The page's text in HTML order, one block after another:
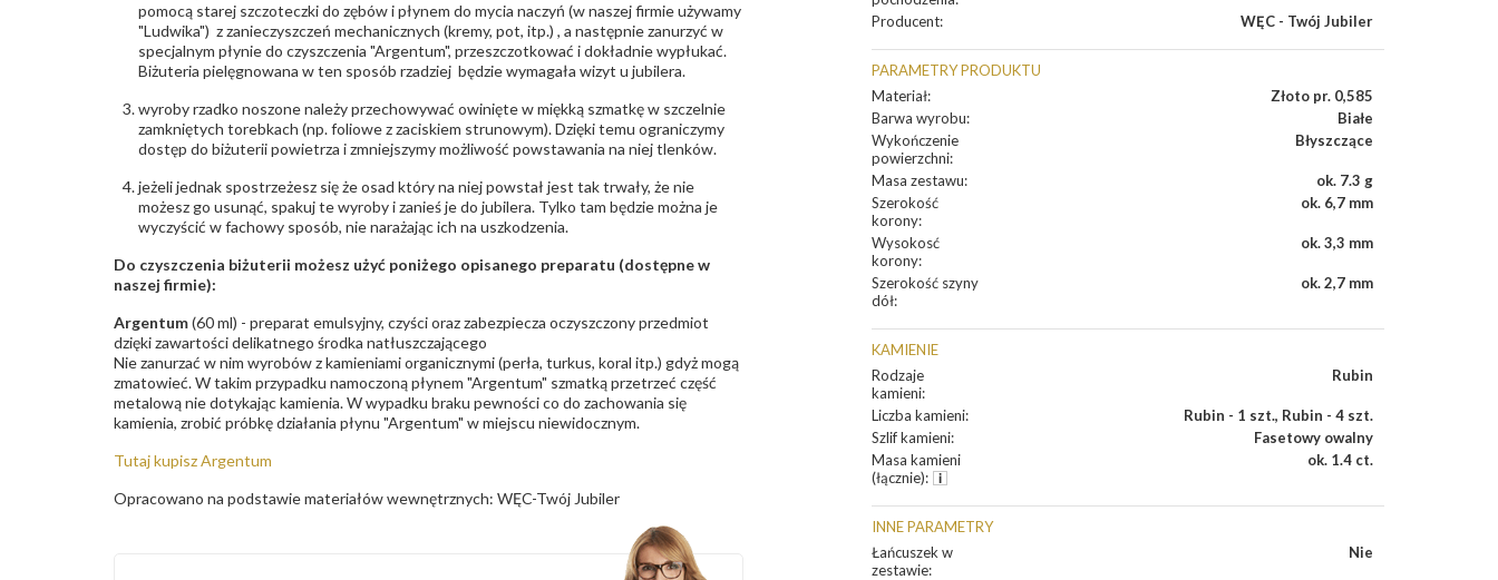
Producent: WĘC - Twój Jubiler
PARAMETRY PRODUKTU
Materiał:
Złoto pr. 0,585
Barwa wyrobu:
Białe
Wykończenie
powierzchni:
Błyszczące
Masa zestawu:
ok. 7.3 g
Szerokość
korony:
ok. 6,7 mm
Wysokosć
korony:
ok. 3,3 mm
Szerokość szyny
dół:
ok. 2,7 mm
KAMIENIE
Rodzaje
kamieni:
Rubin
Liczba kamieni: Rubin - 1 szt., Rubin - 4 szt.
Szlif kamieni:
Fasetowy owalny
Masa kamieni
(łącznie):
ok. 1.4 ct.
INNE PARAMETRY
Łańcuszek w
zestawie:
Nie
pomocą starej szczoteczki do zębów i płynem do mycia naczyń (w naszej firmie używamy
"Ludwika") z zanieczyszczeń mechanicznych (kremy, pot, itp.) , a następnie zanurzyć w
specjalnym płynie do czyszczenia "Argentum", przeszczotkować i dokładnie wypłukać.
Biżuteria pielęgnowana w ten sposób rzadziej będzie wymagała wizyt u jubilera.
wyroby rzadko noszone należy przechowywać owinięte w miękką szmatkę w szczelnie
zamkniętych torebkach (np. foliowe z zaciskiem strunowym). Dzięki temu ograniczymy
dostęp do biżuterii powietrza i zmniejszymy możliwość powstawania na niej tlenków.
jeżeli jednak spostrzeżesz się że osad który na niej powstał jest tak trwały, że nie
możesz go usunąć, spakuj te wyroby i zanieś je do jubilera. Tylko tam będzie można je
wyczyścić w fachowy sposób, nie narażając ich na uszkodzenia.
Do czyszczenia biżuterii możesz użyć poniżego opisanego preparatu (dostępne w
naszej firmie):
Argentum(60 ml) - preparat emulsyjny, czyści oraz zabezpiecza oczyszczony przedmiot
dzięki zawartości delikatnego środka natłuszczającego
Nie zanurzać w nim wyrobów z kamieniami organicznymi (perła, turkus, koral itp.) gdyż mogą
zmatowieć. W takim przypadku namoczoną płynem "Argentum" szmatką przetrzeć część
metalową nie dotykając kamienia. W wypadku braku pewności co do zachowania się
kamienia, zrobić próbkę działania płynu "Argentum" w miejscu niewidocznym.
Tutaj kupisz Argentum
Opracowano na podstawie materiałów wewnętrznych: WĘC-Twój Jubiler